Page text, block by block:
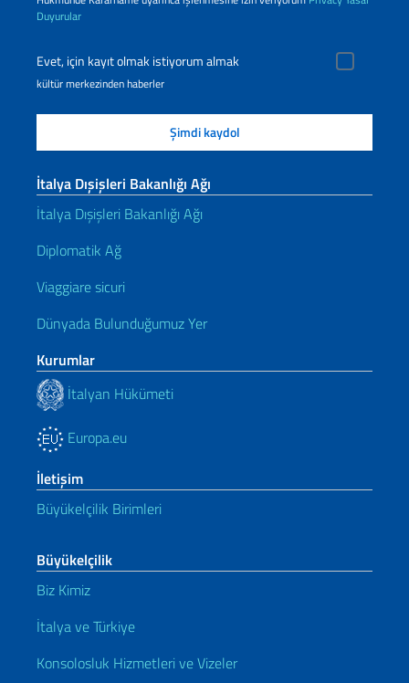
Duyurular
Evet, için kayıt olmak istiyorum almak
kültür merkezinden haberler
İtalya Dışişleri Bakanlığı Ağı
İtalya Dışişleri Bakanlığı Ağı
Diplomatik Ağ
Viaggiare sicuri
Dünyada Bulunduğumuz Yer
Kurumlar
İtalyan Hükümeti
Europa.eu
İletişim
Büyükelçilik Birimleri
Büyükelçilik
Biz Kimiz
İtalya ve Türkiye
Konsolosluk Hizmetleri ve Vizeler